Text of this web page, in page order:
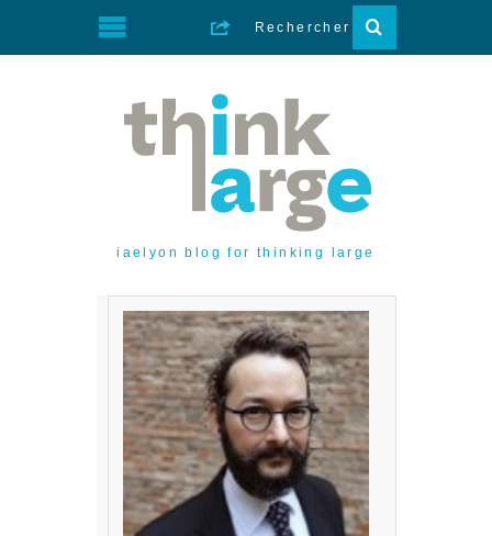
iaelyon blog for thinking large